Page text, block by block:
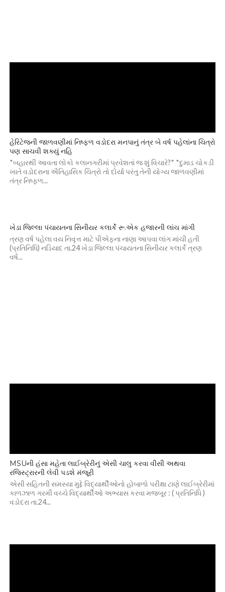
હેરિટેજની જાળવણીમાં નિષ્ફળ વડોદરા મનપાનું તંત્ર બે વર્ષ પહેલાંના ચિત્રો
પણ સાચવી શક્યું નહિ
*બહારથી આવતા લોકો કલાનગરીમાં પ્રવેશતાં જ શું વિચારે?* *દુમાડ ચોકડી
ખાતે વડોદરાના ઐતિહાસિક ચિત્રો તો દોર્યા પરંતુ તેની યોગ્ય જાળવણીમાં
તંત્ર નિષ્ફળ...
ખેડા જિલ્લા પંચાયતના સિનીયર કલાર્કે રૂ.એક હજારની લાંચ માંગી
ત્રણ વર્ષ પહેલા વય નિવૃત્ત માટે પીએફના નાણા આપવા લાંગ માંચી હતી
(પ્રતિનિધિ) નડિયાદ તા.24 ખેડા જિલ્લા પંચાયતના સિનીયર કલાર્કે ત્રણ
વર્ષ...
MSUની હંસા મહેતા લાઈબ્રેરીનું એસી ચાલુ કરવા વીસી અથવા
રજિસ્ટ્રારની લેવી પડશે મંજૂરી
એસી સહિતની સમસ્યા મુદ્દે વિદ્યાર્થીઓનો હોબાળો પરીક્ષા ટાણે લાઈબ્રેરીમાં
કાળઝાળ ગરમી વચ્ચે વિદ્યાર્થીઓ અભ્યાસ કરવા મજબૂર : ( પ્રતિનિધિ )
વડોદરા તા.24...